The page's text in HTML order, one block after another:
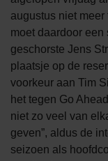
augustus niet
moet daardoor
geschorste Jens
plaatsje op de
voorkeur aan Tim
het tegen Go
niet zo veel van
geven”, aldus de
seizoen als